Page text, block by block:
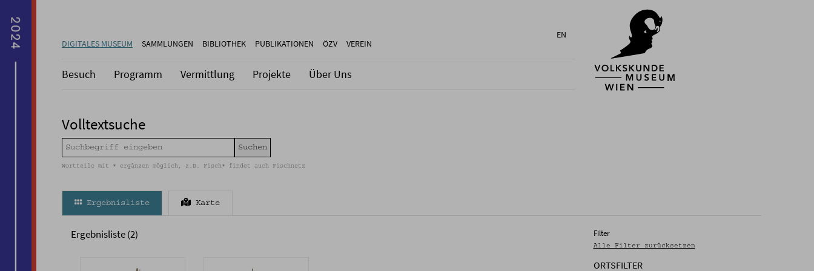
DIGITALES MUSEUM SAMMLUNGEN BIBLIOTHEK PUBLIKATIONEN ÖZV VEREIN
EN
Besuch Programm Vermittlung Projekte Über Uns
Volltextsuche
Wortteile mit * ergänzen möglich, z.B. Fisch* findet auch Fischnetz
Ergebnisliste Karte
Filter
Alle Filter zurücksetzen
ORTSFILTER
Ergebnisliste (2)